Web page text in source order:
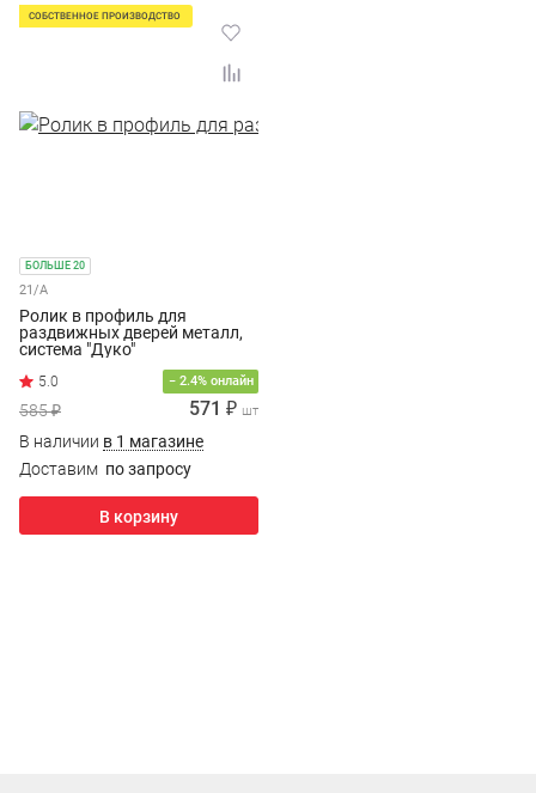
СОБСТВЕННОЕ ПРОИЗВОДСТВО
БОЛЬШЕ 20
21/A
Ролик в профиль для
раздвижных дверей металл,
система "Дуко"
− 2.4% онлайн
585 ₽ 571 ₽ шт
В наличии в 1 магазине
Доставим по запросу
В корзину